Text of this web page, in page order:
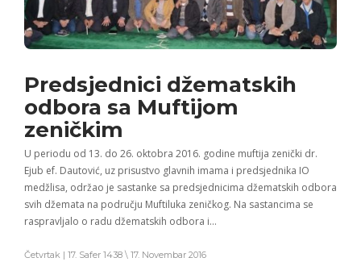
Predsjednici džematskih
odbora sa Muftijom
zeničkim
U periodu od 13. do 26. oktobra 2016. godine muftija zenički dr.
Ejub ef. Dautović, uz prisustvo glavnih imama i predsjednika IO
medžlisa, održao je sastanke sa predsjednicima džematskih odbora
svih džemata na području Muftiluka zeničkog. Na sastancima se
raspravljalo o radu džematskih odbora i…
Četvrtak | 17. Safer 1438 \ 17. Novembar 2016